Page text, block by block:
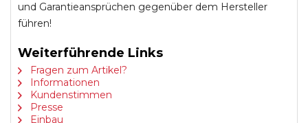
und Garantieansprüchen gegenüber dem Hersteller
führen!
Weiterführende Links
Fragen zum Artikel?
Informationen
Kundenstimmen
Presse
Einbau